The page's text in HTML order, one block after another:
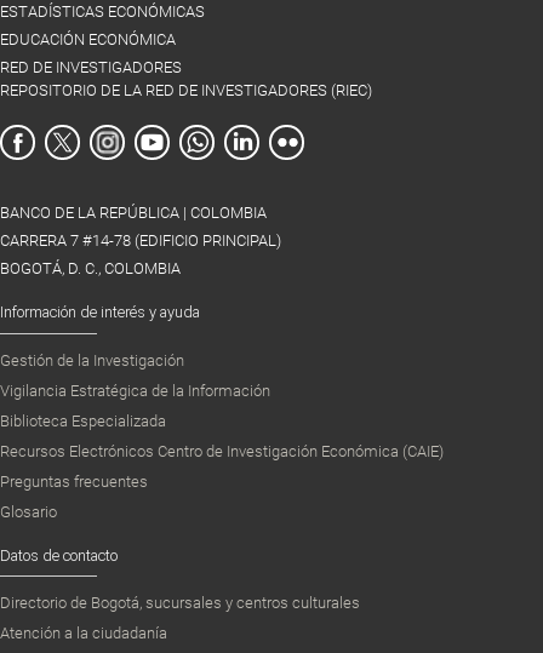
ESTADÍSTICAS ECONÓMICAS
EDUCACIÓN ECONÓMICA
RED DE INVESTIGADORES
REPOSITORIO DE LA RED DE INVESTIGADORES (RIEC)
BANCO DE LA REPÚBLICA | COLOMBIA
CARRERA 7 #14-78 (EDIFICIO PRINCIPAL)
BOGOTÁ, D. C., COLOMBIA
Información de interés y ayuda
Gestión de la Investigación
Vigilancia Estratégica de la Información
Biblioteca Especializada
Recursos Electrónicos Centro de Investigación Económica (CAIE)
Preguntas frecuentes
Glosario
Datos de contacto
Directorio de Bogotá, sucursales y centros culturales
Atención a la ciudadanía